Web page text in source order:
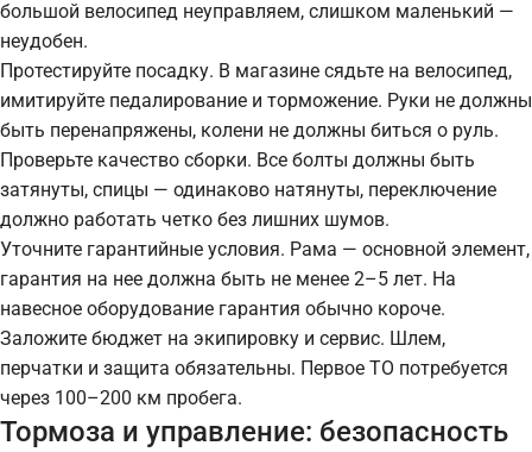
большой велосипед неуправляем, слишком маленький —
неудобен.
Протестируйте посадку. В магазине сядьте на велосипед,
имитируйте педалирование и торможение. Руки не должны
быть перенапряжены, колени не должны биться о руль.
Проверьте качество сборки. Все болты должны быть
затянуты, спицы — одинаково натянуты, переключение
должно работать четко без лишних шумов.
Уточните гарантийные условия. Рама — основной элемент,
гарантия на нее должна быть не менее 2–5 лет. На
навесное оборудование гарантия обычно короче.
Заложите бюджет на экипировку и сервис. Шлем,
перчатки и защита обязательны. Первое ТО потребуется
через 100–200 км пробега.
Тормоза и управление: безопасность